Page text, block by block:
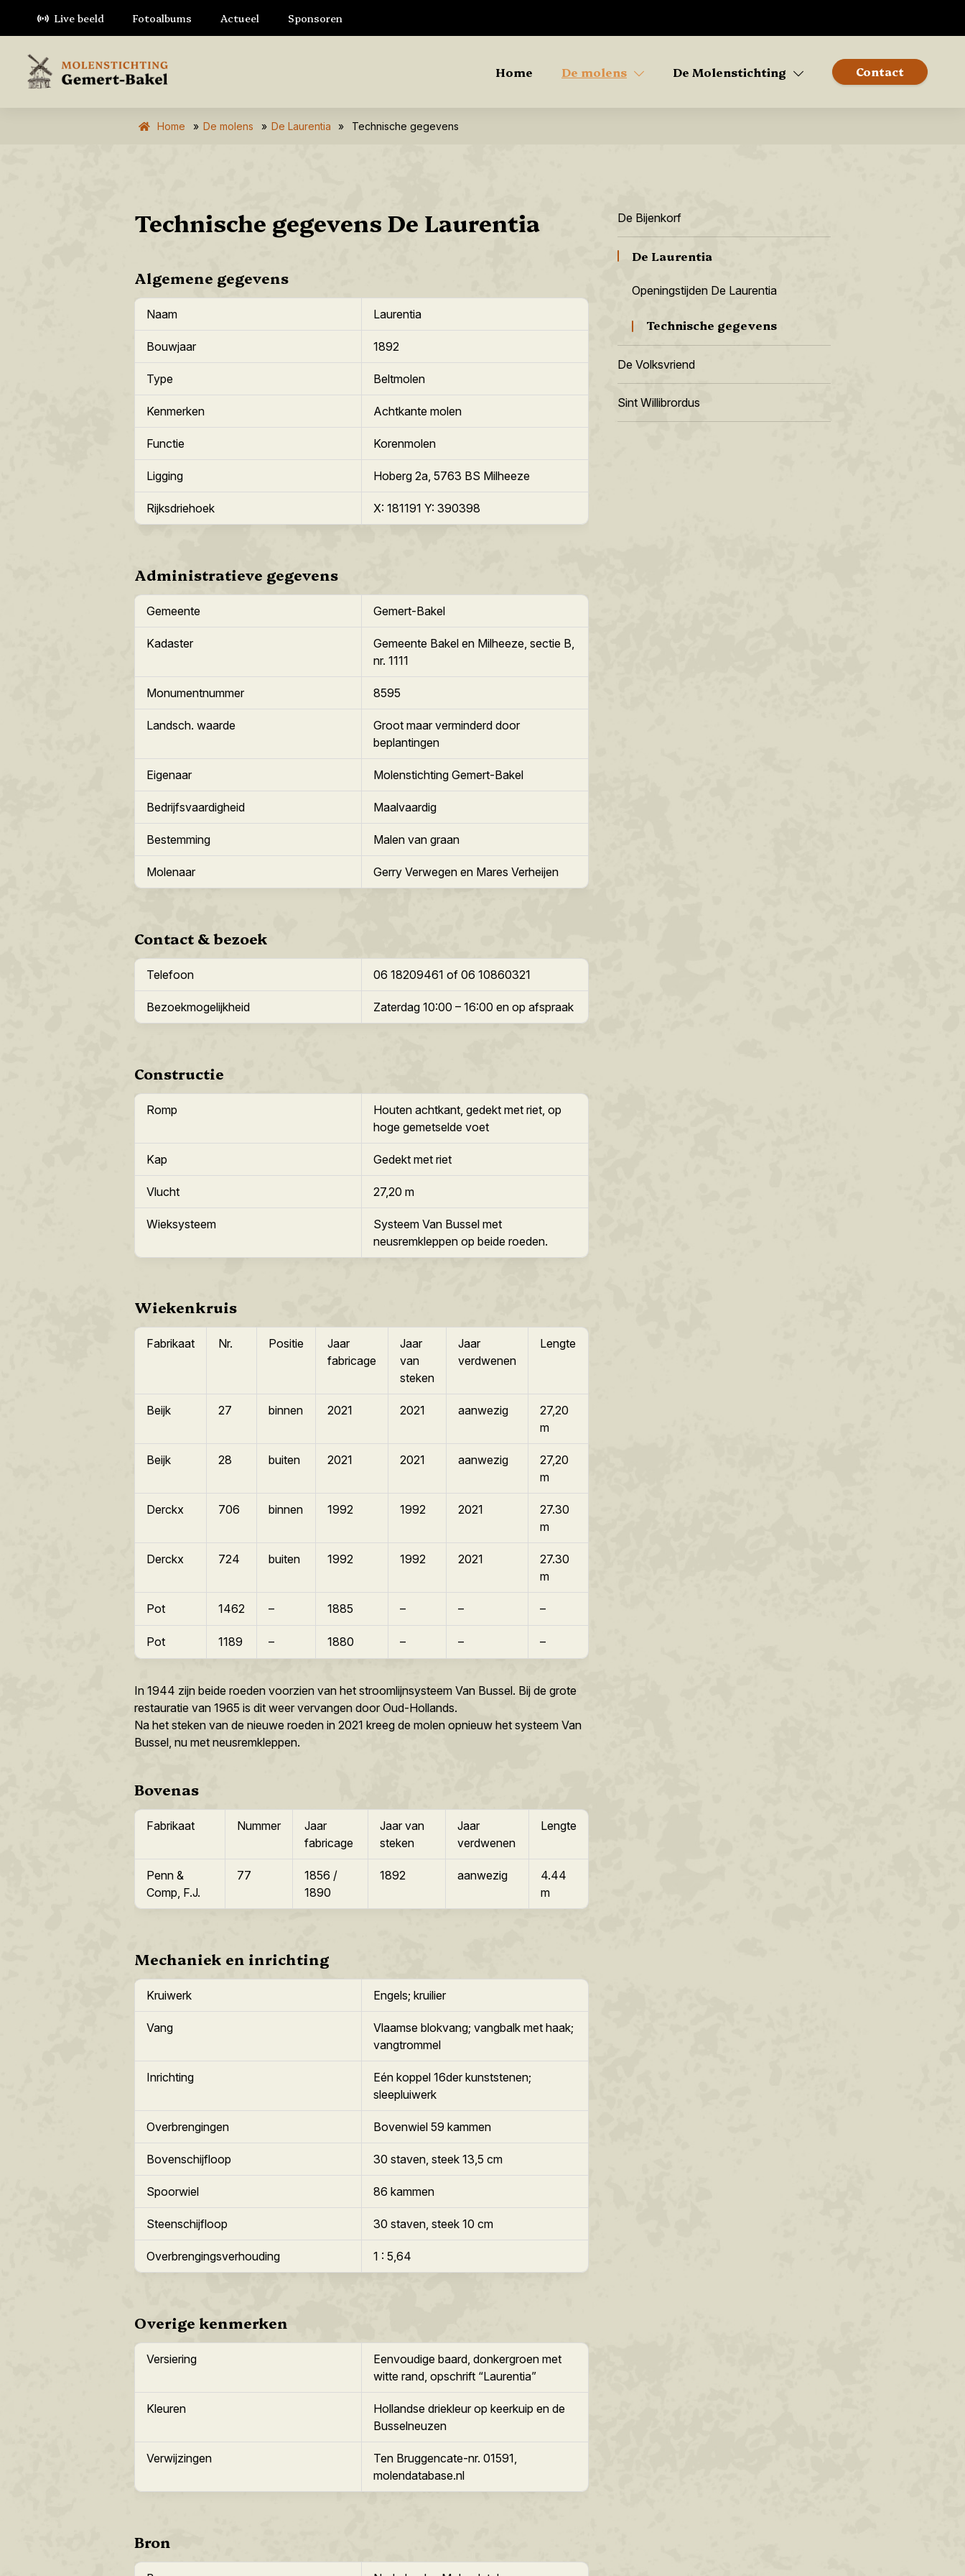
Home De molens De Molenstichting Contact
Live beeld Fotoalbums Actueel Sponsoren
Home » De molens » De Laurentia » Technische gegevens
Technische gegevens De Laurentia
Algemene gegevens
Naam Laurentia
Bouwjaar 1892
Type Beltmolen
Kenmerken Achtkante molen
Functie Korenmolen
Ligging Hoberg 2a, 5763 BS Milheeze
Rijksdriehoek X: 181191 Y: 390398
Administratieve gegevens
Gemeente Gemert-Bakel
Kadaster
Gemeente Bakel en Milheeze, sectie B,
nr. 1111
Monumentnummer 8595
Landsch. waarde
Groot maar verminderd door
beplantingen
Eigenaar Molenstichting Gemert-Bakel
Bedrijfsvaardigheid Maalvaardig
Bestemming Malen van graan
Molenaar Gerry Verwegen en Mares Verheijen
Contact & bezoek
Telefoon 06 18209461 of 06 10860321
Bezoekmogelijkheid Zaterdag 10:00 – 16:00 en op afspraak
Constructie
Romp
Houten achtkant, gedekt met riet, op
hoge gemetselde voet
Kap Gedekt met riet
Vlucht 27,20 m
Wieksysteem
Systeem Van Bussel met
neusremkleppen op beide roeden.
Wiekenkruis
Fabrikaat Nr. Positie
Jaar
fabricage
Jaar
van
steken
Jaar
verdwenen
Lengte
Beijk 27 binnen 2021 2021 aanwezig
27,20
m
Beijk 28 buiten 2021 2021 aanwezig
27,20
m
Derckx 706 binnen 1992 1992 2021
27.30
m
Derckx 724 buiten 1992 1992 2021
27.30
m
Pot 1462 – 1885 – – –
Pot 1189 – 1880 – – –
In 1944 zijn beide roeden voorzien van het stroomlijnsysteem Van Bussel. Bij de grote
restauratie van 1965 is dit weer vervangen door Oud-Hollands.
Na het steken van de nieuwe roeden in 2021 kreeg de molen opnieuw het systeem Van
Bussel, nu met neusremkleppen.
Bovenas
Fabrikaat Nummer
Jaar
fabricage
Jaar van
steken
Jaar
verdwenen
Lengte
Penn &
Comp, F.J.
77
1856 /
1890
1892 aanwezig
4.44
m
Mechaniek en inrichting
Kruiwerk Engels; kruilier
Vang
Vlaamse blokvang; vangbalk met haak;
vangtrommel
Inrichting
Eén koppel 16der kunststenen;
sleepluiwerk
Overbrengingen Bovenwiel 59 kammen
Bovenschijfloop 30 staven, steek 13,5 cm
Spoorwiel 86 kammen
Steenschijfloop 30 staven, steek 10 cm
Overbrengingsverhouding 1 : 5,64
Overige kenmerken
Versiering
Eenvoudige baard, donkergroen met
witte rand, opschrift “Laurentia”
Kleuren
Hollandse driekleur op keerkuip en de
Busselneuzen
Verwijzingen
Ten Bruggencate-nr. 01591,
molendatabase.nl
Bron
De Bijenkorf
De Laurentia
Openingstijden De Laurentia
Technische gegevens
De Volksvriend
Sint Willibrordus